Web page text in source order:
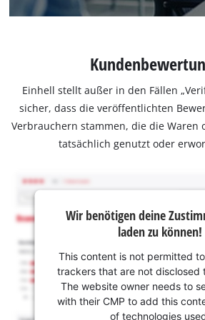
Einhell stellt außer in den Fällen
sicher, dass die veröffentlichten
Verbrauchern stammen, die die Waren
tatsächlich genutzt oder
Wir benötigen deine
laden zu können!
This content is not permitted
trackers that are not disclosed
The website owner needs to
with their CMP to add this
of technologies